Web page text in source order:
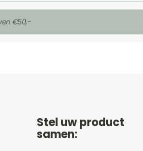
€50,-
Stel uw product
samen: